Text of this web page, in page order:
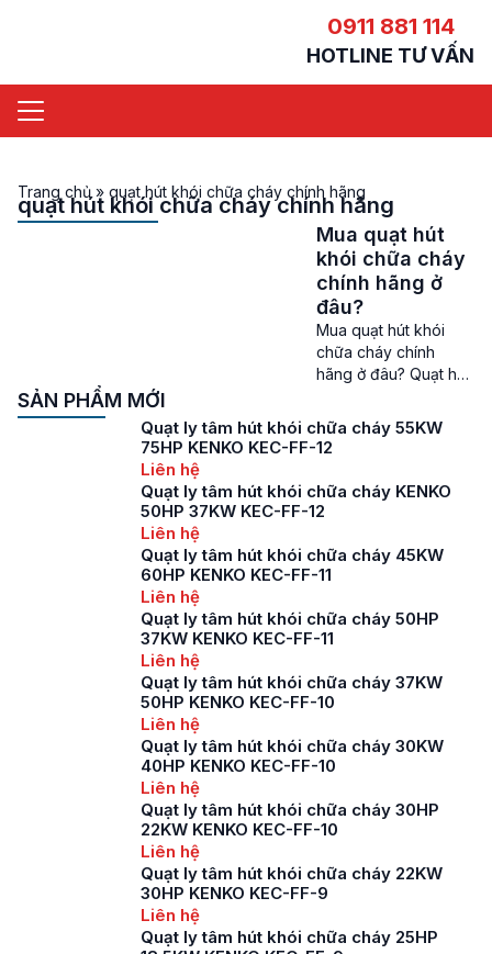
0911 881 114
HOTLINE TƯ VẤN
Trang chủ » quạt hút khói chữa cháy chính hãng
quạt hút khói chữa cháy chính hãng
Mua quạt hút
khói chữa cháy
chính hãng ở
đâu?
Mua quạt hút khói
chữa cháy chính
hãng ở đâu? Quạt hút
hãng – Quạt hút khói
chữa cháy, quạt hút
bị vô cùng quan
trọng trong các hệ
thiết kế để loại bỏ
khói và các khí độc
SẢN PHẨM MỚI
Quạt ly tâm hút khói chữa cháy 55KW
75HP KENKO KEC-FF-12
Liên hệ
Quạt ly tâm hút khói chữa cháy KENKO
50HP 37KW KEC-FF-12
Liên hệ
Quạt ly tâm hút khói chữa cháy 45KW
60HP KENKO KEC-FF-11
Liên hệ
Quạt ly tâm hút khói chữa cháy 50HP
37KW KENKO KEC-FF-11
Liên hệ
Quạt ly tâm hút khói chữa cháy 37KW
50HP KENKO KEC-FF-10
Liên hệ
Quạt ly tâm hút khói chữa cháy 30KW
40HP KENKO KEC-FF-10
Liên hệ
Quạt ly tâm hút khói chữa cháy 30HP
22KW KENKO KEC-FF-10
Liên hệ
Quạt ly tâm hút khói chữa cháy 22KW
30HP KENKO KEC-FF-9
Liên hệ
Quạt ly tâm hút khói chữa cháy 25HP